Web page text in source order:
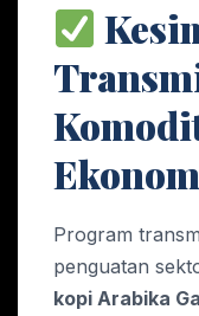
Program
penguatan
kopi Arabika